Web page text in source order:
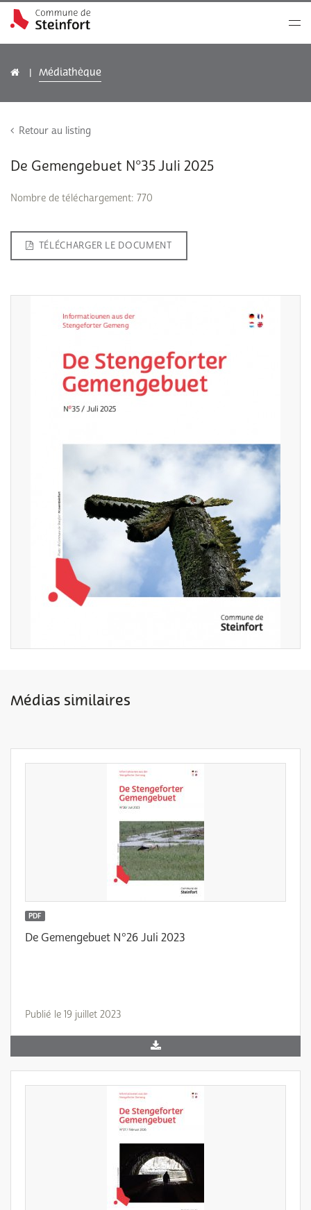
Médiathèque
Retour au listing
De Gemengebuet N°35 Juli 2025
Nombre de téléchargement: 770
TÉLÉCHARGER LE DOCUMENT
Médias similaires
PDF
De Gemengebuet N°26 Juli 2023
Publié le 19 juillet 2023